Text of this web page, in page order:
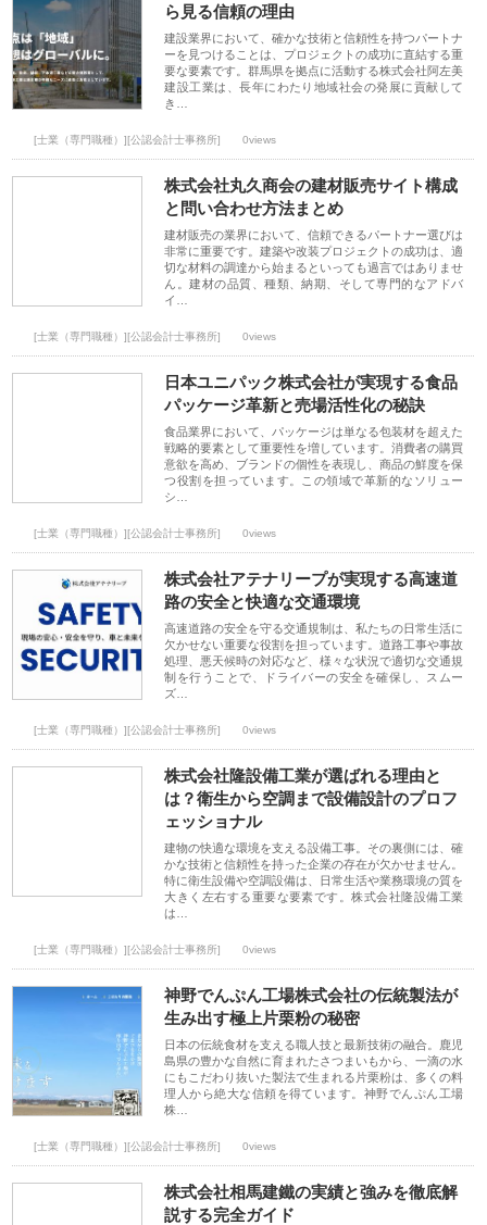
ら見る信頼の理由
建設業界において、確かな技術と信頼性を持つパートナ
ーを見つけることは、プロジェクトの成功に直結する重
要な要素です。群馬県を拠点に活動する株式会社阿左美
建設工業は、長年にわたり地域社会の発展に貢献して
き…
[士業（専門職種）][公認会計士事務所] 0views
株式会社丸久商会の建材販売サイト構成
と問い合わせ方法まとめ
建材販売の業界において、信頼できるパートナー選びは
非常に重要です。建築や改装プロジェクトの成功は、適
切な材料の調達から始まるといっても過言ではありませ
ん。建材の品質、種類、納期、そして専門的なアドバ
イ…
[士業（専門職種）][公認会計士事務所] 0views
日本ユニパック株式会社が実現する食品
パッケージ革新と売場活性化の秘訣
食品業界において、パッケージは単なる包装材を超えた
戦略的要素として重要性を増しています。消費者の購買
意欲を高め、ブランドの個性を表現し、商品の鮮度を保
つ役割を担っています。この領域で革新的なソリュー
シ…
[士業（専門職種）][公認会計士事務所] 0views
株式会社アテナリープが実現する高速道
路の安全と快適な交通環境
高速道路の安全を守る交通規制は、私たちの日常生活に
欠かせない重要な役割を担っています。道路工事や事故
処理、悪天候時の対応など、様々な状況で適切な交通規
制を行うことで、ドライバーの安全を確保し、スムー
ズ…
[士業（専門職種）][公認会計士事務所] 0views
株式会社隆設備工業が選ばれる理由と
は？衛生から空調まで設備設計のプロフ
ェッショナル
建物の快適な環境を支える設備工事。その裏側には、確
かな技術と信頼性を持った企業の存在が欠かせません。
特に衛生設備や空調設備は、日常生活や業務環境の質を
大きく左右する重要な要素です。株式会社隆設備工業
は…
[士業（専門職種）][公認会計士事務所] 0views
神野でんぷん工場株式会社の伝統製法が
生み出す極上片栗粉の秘密
日本の伝統食材を支える職人技と最新技術の融合。鹿児
島県の豊かな自然に育まれたさつまいもから、一滴の水
にもこだわり抜いた製法で生まれる片栗粉は、多くの料
理人から絶大な信頼を得ています。神野でんぷん工場
株…
[士業（専門職種）][公認会計士事務所] 0views
株式会社相馬建鐵の実績と強みを徹底解
説する完全ガイド